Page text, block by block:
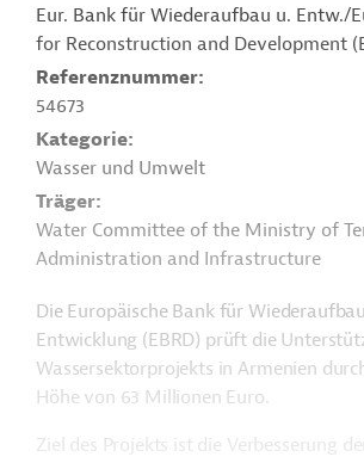
Eur. Bank für Wiederaufbau u. Entw./
for Reconstruction and Development
Referenznummer
54673
Kategorie
Wasser und Umwelt
Träger
Water Committee of the Ministry of
Administration and Infrastructure
Die Europäische Bank für
Entwicklung (EBRD) prüft die
Wassersektorprojekts in Armenien
Höhe von 63 Millionen Euro.
Ziel des Projekts ist die Verbesserung der